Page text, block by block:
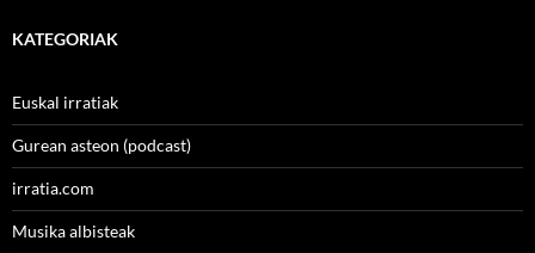
KATEGORIAK
Euskal irratiak
Gurean asteon (podcast)
irratia.com
Musika albisteak